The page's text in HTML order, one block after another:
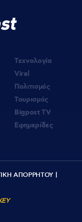
Τεχνολογία
Viral
Πολιτισμός
Τουρισμός
Bigpost TV
Εφημερίδες
ΑΠΟΡΡΗΤΟΥ|